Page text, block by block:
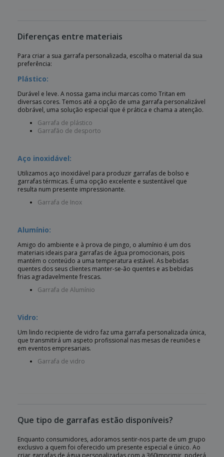
Diferenças entre materiais
Para criar a sua garrafa personalizada, escolha o material da sua
preferência:
Plástico:
Durável e leve. A nossa gama inclui marcas como Tritan em
diversas cores. Temos até a opção de uma garrafa personalizável
dobrável, uma solução especial que é prática e chama a atenção.
Garrafa de plástico
Garrafão de desporto
Aço inoxidável:
Utilizamos aço inoxidável para produzir garrafas de bolso e
garrafas térmicas. É uma opção excelente e sustentável que
resulta num presente impressionante.
Garrafa de Inox
Alumínio:
Amigo do ambiente e à prova de pingo, o alumínio é um dos
materiais ideais para garrafas de água promocionais, pois
mantém o conteúdo a uma temperatura estável. As bebidas
quentes dos seus clientes manter-se-ão quentes e as bebidas
frias agradavelmente frescas.
Garrafa de Alumínio
Vidro:
Um lindo recipiente de vidro faz uma garrafa personalizada única,
que transmitirá um aspeto profissional nas mesas de reuniões e
em eventos empresariais.
Garrafa de vidro
Que tipo de garrafas estão disponíveis?
Enquanto consumidores, adoramos sentir-nos parte de um grupo
exclusivo a quem foi oferecido um presente especial e único. Ao
criar garrafas de água personalizadas com a 360imprimir, poderá